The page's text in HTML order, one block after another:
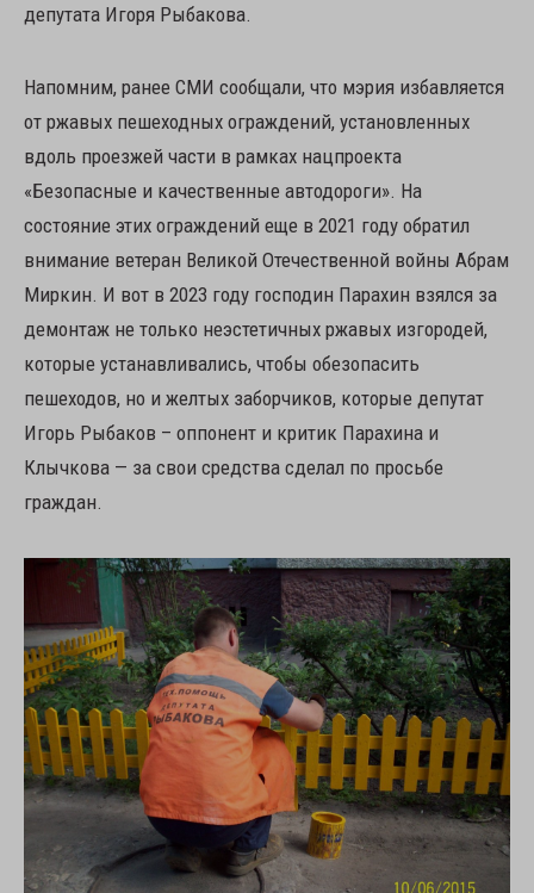
депутата Игоря Рыбакова.
Напомним, ранее СМИ сообщали, что мэрия избавляется
от ржавых пешеходных ограждений, установленных
вдоль проезжей части в рамках нацпроекта
«Безопасные и качественные автодороги». На
состояние этих ограждений еще в 2021 году обратил
внимание ветеран Великой Отечественной войны Абрам
Миркин. И вот в 2023 году господин Парахин взялся за
демонтаж не только неэстетичных ржавых изгородей,
которые устанавливались, чтобы обезопасить
пешеходов, но и желтых заборчиков, которые депутат
Игорь Рыбаков – оппонент и критик Парахина и
Клычкова — за свои средства сделал по просьбе
граждан.